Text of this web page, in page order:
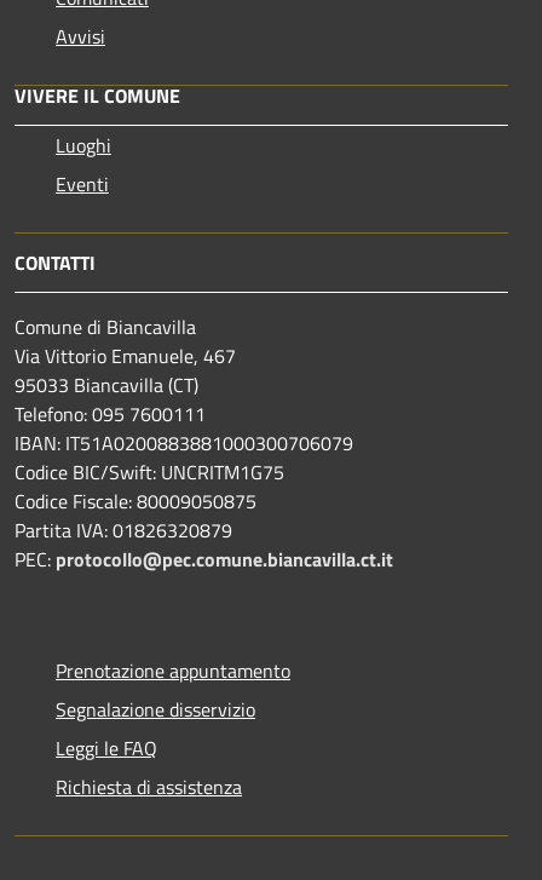
Avvisi
VIVERE IL COMUNE
Luoghi
Eventi
CONTATTI
Comune di Biancavilla
Via Vittorio Emanuele, 467
95033 Biancavilla (CT)
Telefono: 095 7600111
IBAN: IT51A0200883881000300706079
Codice BIC/Swift: UNCRITM1G75
Codice Fiscale: 80009050875
Partita IVA: 01826320879
PEC: protocollo@pec.comune.biancavilla.ct.it
Prenotazione appuntamento
Segnalazione disservizio
Leggi le FAQ
Richiesta di assistenza